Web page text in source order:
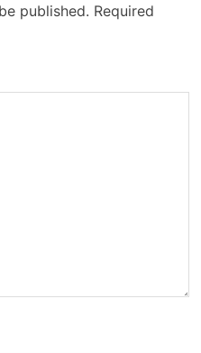
published. Required